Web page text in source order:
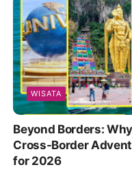
WISATA
Beyond Borders:
Cross-Border
for 2026